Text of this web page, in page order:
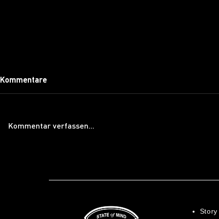
Blockhüttenluxus
Kommentare
Kommentar verfassen...
Story